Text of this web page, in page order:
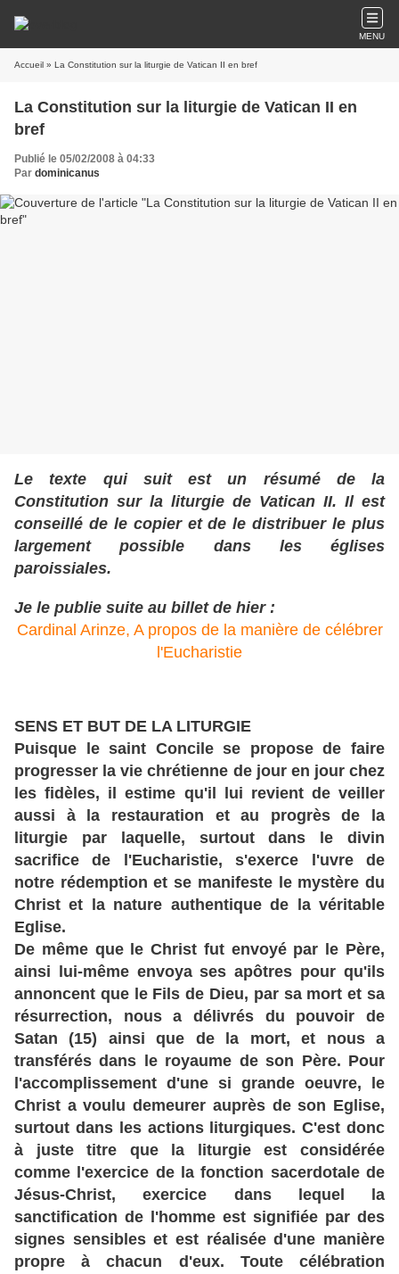
MENU
Accueil » La Constitution sur la liturgie de Vatican II en bref
La Constitution sur la liturgie de Vatican II en
bref
Publié le 05/02/2008 à 04:33
Par dominicanus
Le texte qui suit est un résumé de la
Constitution sur la liturgie de Vatican II. Il est
conseillé de le copier et de le distribuer le plus
largement possible dans les églises
paroissiales.
Je le publie suite au billet de hier :
Cardinal Arinze, A propos de la manière de célébrer
l'Eucharistie
SENS ET BUT DE LA LITURGIE
Puisque le saint Concile se propose de faire
progresser la vie chrétienne de jour en jour chez
les fidèles, il estime qu'il lui revient de veiller
aussi à la restauration et au progrès de la
liturgie par laquelle, surtout dans le divin
sacrifice de l'Eucharistie, s'exerce l'uvre de
notre rédemption et se manifeste le mystère du
Christ et la nature authentique de la véritable
Eglise.
De même que le Christ fut envoyé par le Père,
ainsi lui-même envoya ses apôtres pour qu'ils
annoncent que le Fils de Dieu, par sa mort et sa
résurrection, nous a délivrés du pouvoir de
Satan (15) ainsi que de la mort, et nous a
transférés dans le royaume de son Père. Pour
l'accomplissement d'une si grande oeuvre, le
Christ a voulu demeurer auprès de son Eglise,
surtout dans les actions liturgiques. C'est donc
à juste titre que la liturgie est considérée
comme l'exercice de la fonction sacerdotale de
Jésus-Christ, exercice dans lequel la
sanctification de l'homme est signifiée par des
signes sensibles et est réalisée d'une manière
propre à chacun d'eux. Toute célébration